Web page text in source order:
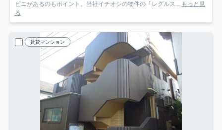
ビニがあるのもポイント。当社イチオシの物件の「レグルス... もっと見
る
賃貸マンション